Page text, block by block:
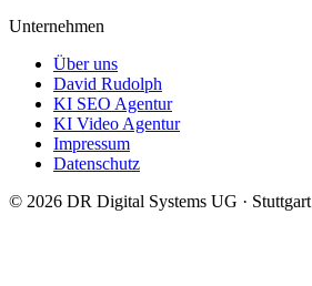
Unternehmen
Über uns
David Rudolph
KI SEO Agentur
KI Video Agentur
Impressum
Datenschutz
© 2026 DR Digital Systems UG · Stuttgart